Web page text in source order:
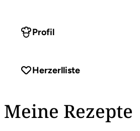
Profil
Herzerlliste
Meine Rezepte